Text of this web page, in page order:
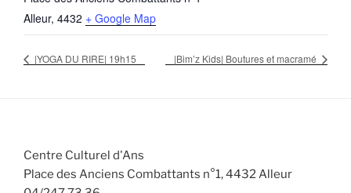
Alleur, 4432 + Google Map
|YOGA DU RIRE| 19h15 |Bim’z Kids| Boutures et macramé
Centre Culturel d'Ans
Place des Anciens Combattants n°1, 4432 Alleur